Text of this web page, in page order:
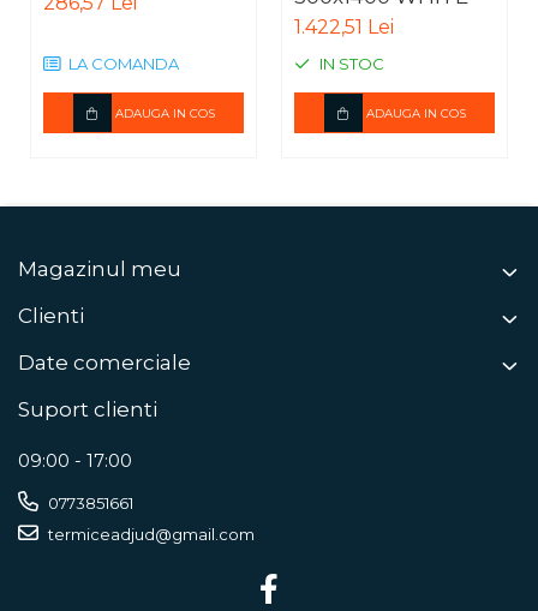
LA COMANDA
ADAUGA IN COS
1.422,51 Lei
IN STOC
ADAUGA IN COS
Magazinul meu
Clienti
Date comerciale
Suport clienti
09:00 - 17:00
0773851661
termiceadjud@gmail.com